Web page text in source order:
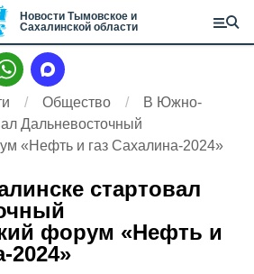
Новости Тымовское и
Сахалинской области
Общество
В Южно-
Дальневосточный
«Нефть и газ Сахалина-2024»
стартовал
форум «Нефть и
2024»